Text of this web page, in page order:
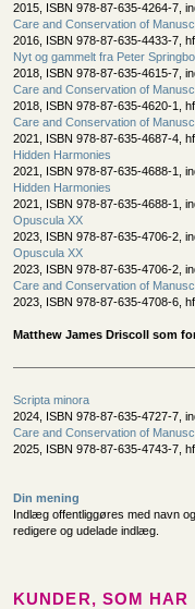
2015, ISBN 978-87-635-4264-7,
Care and Conservation of
2016, ISBN 978-87-635-4433-7,
Nyt og gammelt fra Peter
2018, ISBN 978-87-635-4615-7,
Care and Conservation of
2018, ISBN 978-87-635-4620-1,
Care and Conservation of
2021, ISBN 978-87-635-4687-4,
Hidden Harmonies
2021, ISBN 978-87-635-4688-1,
Hidden Harmonies
2021, ISBN 978-87-635-4688-1,
Opuscula XX
2023, ISBN 978-87-635-4706-2,
Opuscula XX
2023, ISBN 978-87-635-4706-2,
Care and Conservation of
2023, ISBN 978-87-635-4708-6,
Matthew James Driscoll som
Scripta minora
2024, ISBN 978-87-635-4727-7,
Care and Conservation of
2025, ISBN 978-87-635-4743-7,
Din mening
Indlæg offentliggøres med navn
redigere og udelade indlæg.
KUNDER, SOM